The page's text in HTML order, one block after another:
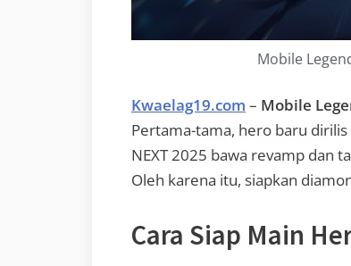
Mobile
Kwaelag19.com – Mobile
Pertama-tama, hero baru
NEXT 2025 bawa revamp dan
Oleh karena itu, siapkan
Cara Siap Main